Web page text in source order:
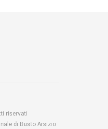
riservati
di Busto Arsizio